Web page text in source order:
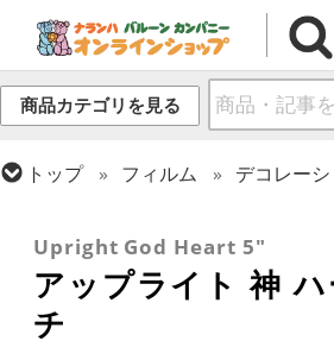
商品カテゴリを見る
トップ フィルム デコレー
Upright God Heart 5"
アップライト 神
チ